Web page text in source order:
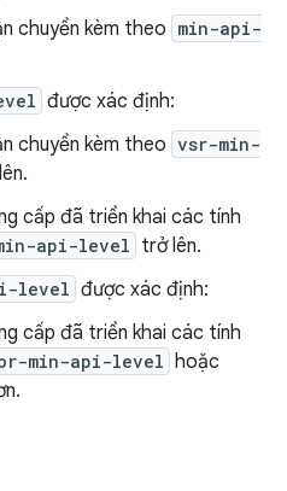
chuyển kèm theo min-api-
được xác định:
chuyển kèm theo vsr-min-
cấp đã triển khai các tính
api-level trở lên.
level được xác định:
cấp đã triển khai các tính
min-api-level hoặc